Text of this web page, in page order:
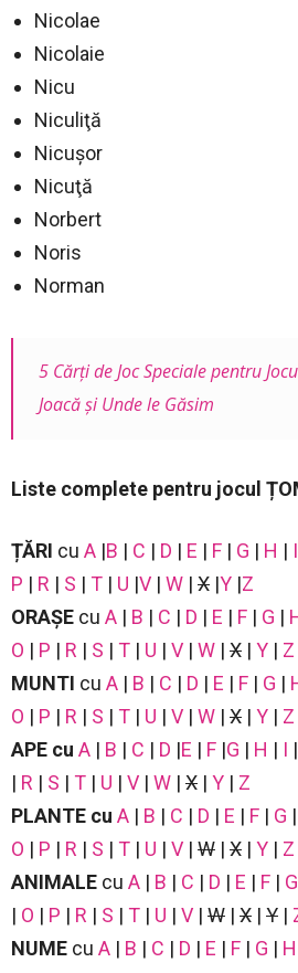
Nicolae
Nicolaie
Nicu
Niculiţă
Nicuşor
Nicuţă
Norbert
Noris
Norman
5 Cărți de Joc Speciale pentru
Joacă și Unde le Găsim
Liste complete pentru jocul
ȚĂRI cu A |B | C | D | E | F | G | H | I
P | R | S | T | U |V | W | X |Y |Z
ORAȘE cu A | B | C | D | E | F | G |
O | P | R | S | T | U | V | W | X | Y | Z
MUNTI cu A | B | C | D | E | F | G |
O | P | R | S | T | U | V | W | X | Y | Z
APE cu A | B | C | D |E | F |G | H | I |
| R | S | T | U | V | W | X | Y | Z
PLANTE cu A | B | C | D | E | F | G |
O | P | R | S | T | U | V | W | X | Y | Z
ANIMALE cu A | B | C | D | E | F | G
| O | P | R | S | T | U | V | W | X | Y |
NUME cu A | B | C | D | E | F | G | H